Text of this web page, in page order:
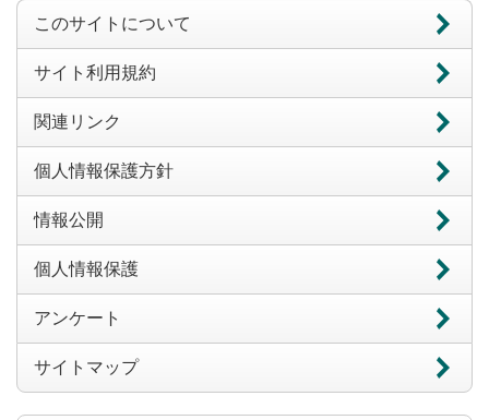
このサイトについて
サイト利用規約
関連リンク
個人情報保護方針
情報公開
個人情報保護
アンケート
サイトマップ